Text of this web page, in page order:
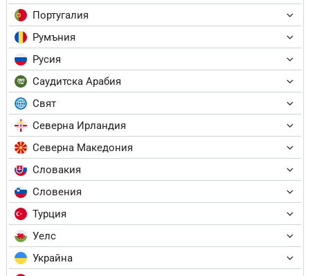
Португалия
Румъния
Русия
Саудитска Арабия
Свят
Северна Ирландия
Северна Македония
Словакия
Словения
Турция
Уелс
Украйна